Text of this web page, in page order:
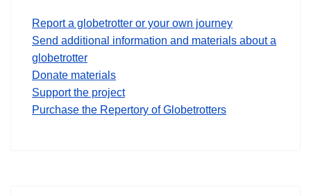
Report a globetrotter or your own journey
Send additional information and materials about a
globetrotter
Donate materials
Support the project
Purchase the Repertory of Globetrotters